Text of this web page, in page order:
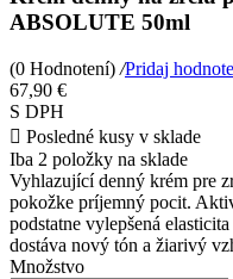
ABSOLUTE 50ml
(0 Hodnotení) /Pridaj
67,90 €
S DPH
 Posledné kusy v sklade
Iba 2 položky na sklade
Vyhlazující denný krém pre
pokožke príjemný pocit.
podstatne vylepšená
dostáva nový tón a žiarivý
Množstvo